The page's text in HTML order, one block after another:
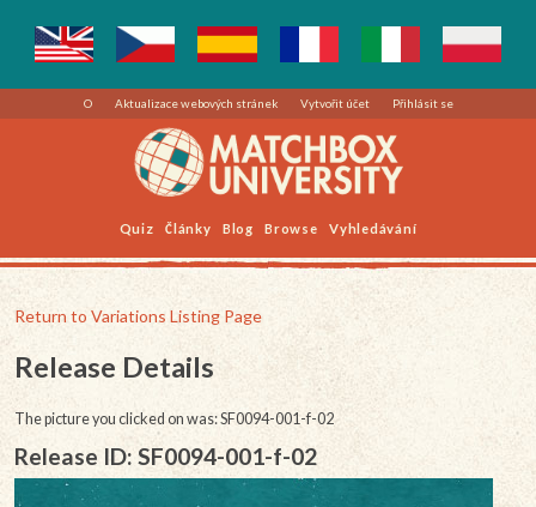
O Aktualizace webových stránek Vytvořit účet Přihlásit se
Quiz Články Blog Browse Vyhledávání
Return to Variations Listing Page
Release Details
The picture you clicked on was: SF0094-001-f-02
Release ID: SF0094-001-f-02